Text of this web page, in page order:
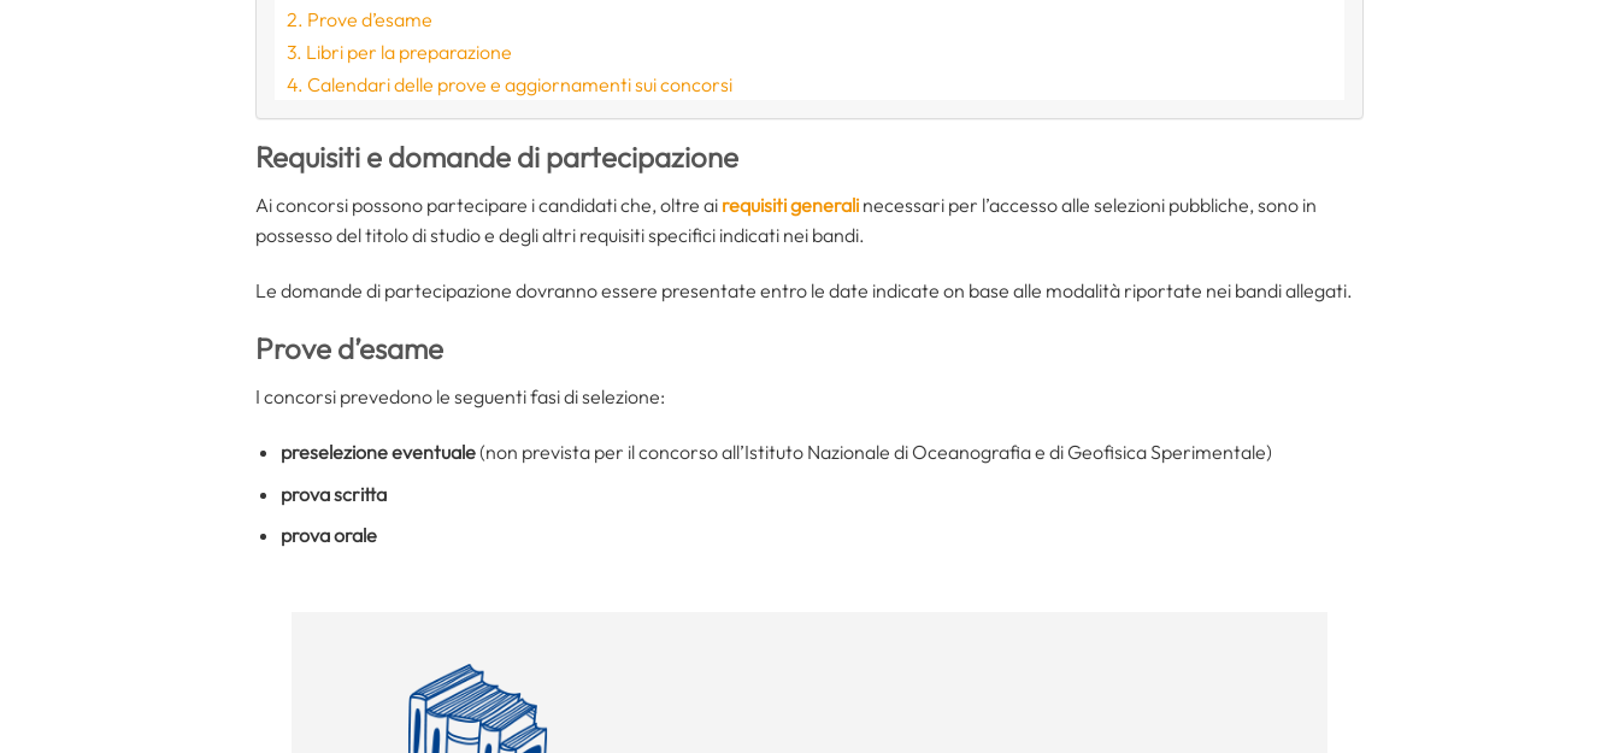
Prove d’esame
Libri per la preparazione
Calendari delle prove e aggiornamenti sui concorsi
Requisiti e domande di partecipazione
Ai concorsi possono partecipare i candidati che, oltre ai requisiti generali necessari per l’accesso alle selezioni pubbliche, sono in
possesso del titolo di studio e degli altri requisiti specifici indicati nei bandi.
Le domande di partecipazione dovranno essere presentate entro le date indicate on base alle modalità riportate nei bandi allegati.
Prove d’esame
I concorsi prevedono le seguenti fasi di selezione:
preselezione eventuale(non prevista per il concorso all’Istituto Nazionale di Oceanografia e di Geofisica Sperimentale)
prova scritta
prova orale